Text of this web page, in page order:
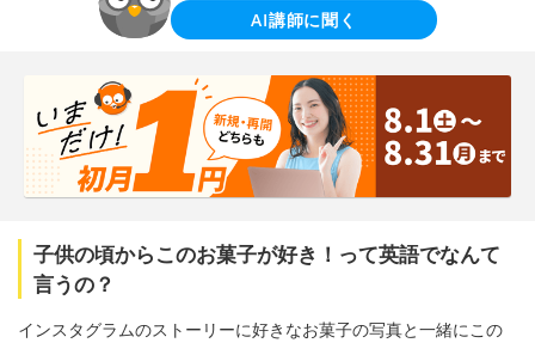
AI講師に聞く
子供の頃からこのお菓子が好き！って英語でなんて
言うの？
インスタグラムのストーリーに好きなお菓子の写真と一緒にこの